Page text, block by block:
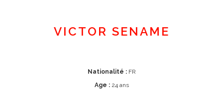
VICTOR SENAME
Nationalité :FR
Age :24 ans